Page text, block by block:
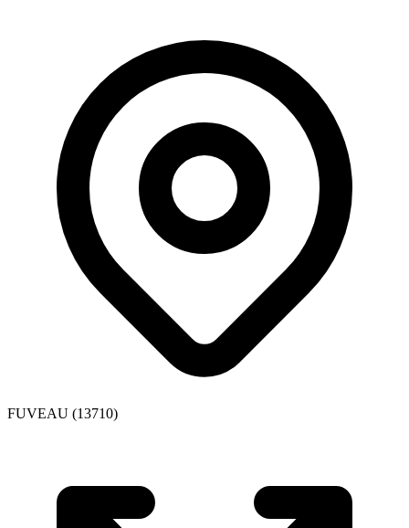
FUVEAU (13710)